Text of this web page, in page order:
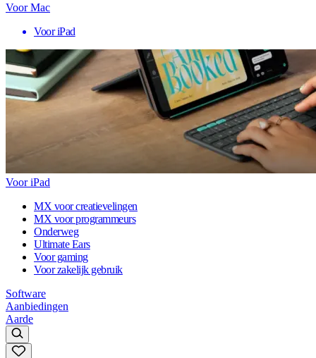
Voor Mac
Voor iPad
Voor iPad
MX voor creatievelingen
MX voor programmeurs
Onderweg
Ultimate Ears
Voor gaming
Voor zakelijk gebruik
Software
Aanbiedingen
Aarde